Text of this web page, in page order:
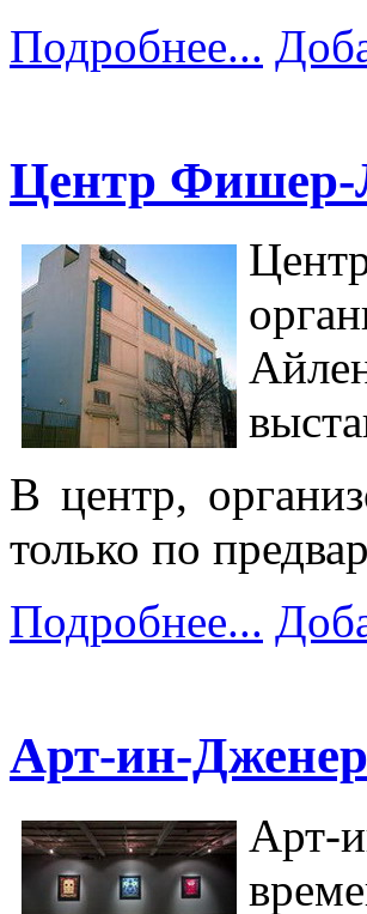
Подробнее...
Центр Фишер-
В центр,
только по
Подробнее...
Арт-ин-